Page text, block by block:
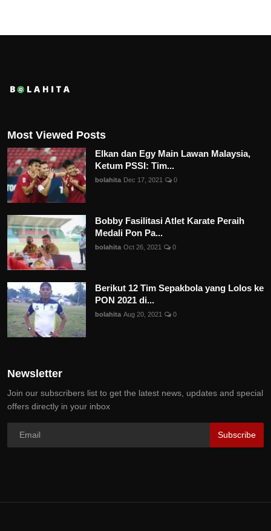
Most Viewed Posts
Elkan dan Egy Main Lawan Malaysia,
Ketum PSSI: Tim...
bolahita Dec 17, 2021 0
Bobby Fasilitasi Atlet Karate Peraih
Medali Pon Pa...
bolahita Oct 26, 2021 0
Berikut 12 Tim Sepakbola yang Lolos ke
PON 2021 di...
bolahita Aug 20, 2021 0
Newsletter
Join our subscribers list to get the latest news, updates and special
offers directly in your inbox
Subscribe